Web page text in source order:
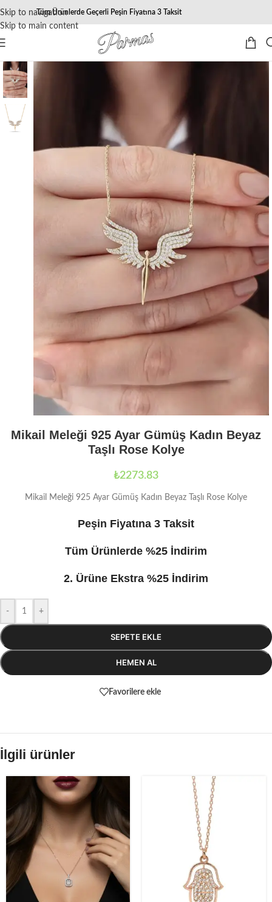
Skip to navigation
Skip to main content
Tüm Ürünlerde Geçerli Peşin Fiyatına 3 Taksit
Mikail Meleği 925 Ayar Gümüş Kadın Beyaz
Taşlı Rose Kolye
₺2273.83
Mikail Meleği 925 Ayar Gümüş Kadın Beyaz Taşlı Rose Kolye
Peşin Fiyatına 3 Taksit
Tüm Ürünlerde %25 İndirim
2. Ürüne Ekstra %25 İndirim
- +
SEPETE EKLE
HEMEN AL
Favorilere ekle
İlgili ürünler